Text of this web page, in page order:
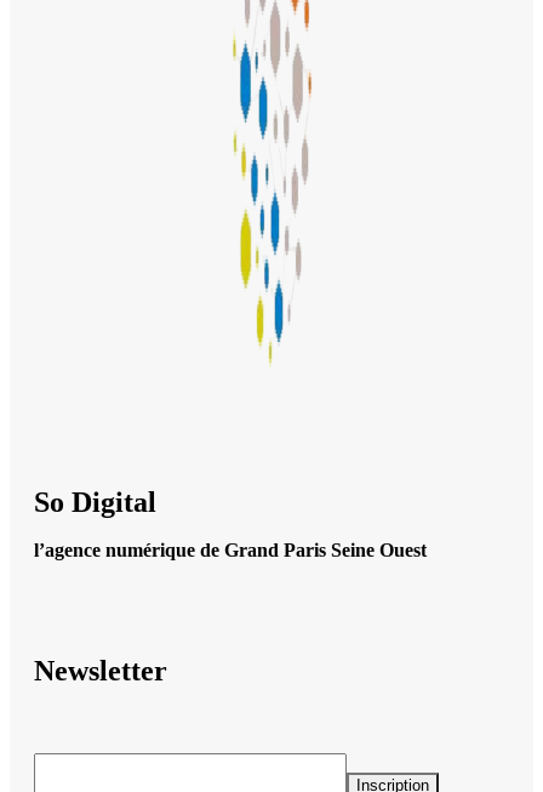
So Digital
l’agence numérique de Grand Paris Seine Ouest
Newsletter